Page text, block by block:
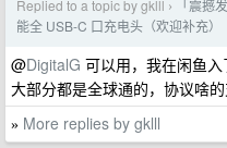
Replied to a topic by gklll ›
「震撼
能全 USB-C 口充电头（欢迎补充）
@DigitalG 可以用，我在闲鱼
大部分都是全球通的，协议啥
» More replies by gklll